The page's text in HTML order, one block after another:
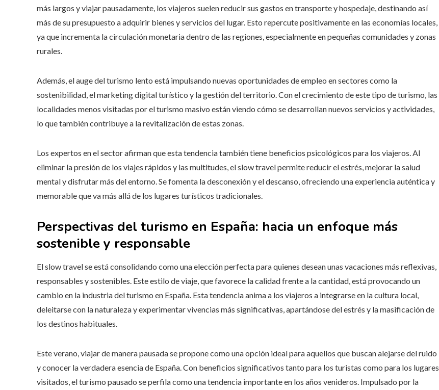
más largos y viajar pausadamente, los viajeros suelen reducir sus gastos en transporte y hospedaje, destinando así
más de su presupuesto a adquirir bienes y servicios del lugar. Esto repercute positivamente en las economías locales,
ya que incrementa la circulación monetaria dentro de las regiones, especialmente en pequeñas comunidades y zonas
rurales.
Además, el auge del turismo lento está impulsando nuevas oportunidades de empleo en sectores como la
sostenibilidad, el marketing digital turístico y la gestión del territorio. Con el crecimiento de este tipo de turismo, las
localidades menos visitadas por el turismo masivo están viendo cómo se desarrollan nuevos servicios y actividades,
lo que también contribuye a la revitalización de estas zonas.
Los expertos en el sector afirman que esta tendencia también tiene beneficios psicológicos para los viajeros. Al
eliminar la presión de los viajes rápidos y las multitudes, el slow travel permite reducir el estrés, mejorar la salud
mental y disfrutar más del entorno. Se fomenta la desconexión y el descanso, ofreciendo una experiencia auténtica y
memorable que va más allá de los lugares turísticos tradicionales.
Perspectivas del turismo en España: hacia un enfoque más
sostenible y responsable
El slow travel se está consolidando como una elección perfecta para quienes desean unas vacaciones más reflexivas,
responsables y sostenibles. Este estilo de viaje, que favorece la calidad frente a la cantidad, está provocando un
cambio en la industria del turismo en España. Esta tendencia anima a los viajeros a integrarse en la cultura local,
deleitarse con la naturaleza y experimentar vivencias más significativas, apartándose del estrés y la masificación de
los destinos habituales.
Este verano, viajar de manera pausada se propone como una opción ideal para aquellos que buscan alejarse del ruido
y conocer la verdadera esencia de España. Con beneficios significativos tanto para los turistas como para los lugares
visitados, el turismo pausado se perfila como una tendencia importante en los años venideros. Impulsado por la